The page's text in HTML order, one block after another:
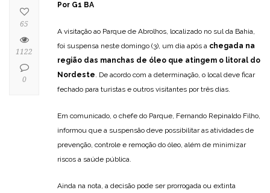
Por G1 BA
A visitação ao Parque de Abrolhos, localizado no sul da Bahia,
foi suspensa neste domingo (3), um dia após a chegada na
região das manchas de óleo que atingem o litoral do
Nordeste. De acordo com a determinação, o local deve ficar
fechado para turistas e outros visitantes por três dias.
Em comunicado, o chefe do Parque, Fernando Repinaldo Filho,
informou que a suspensão deve possibilitar as atividades de
prevenção, controle e remoção do óleo, além de minimizar
riscos a saúde pública.
Ainda na nota, a decisão pode ser prorrogada ou extinta
65
1122
0